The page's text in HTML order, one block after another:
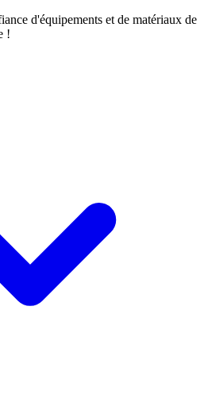
d'équipements et de matériaux de
!